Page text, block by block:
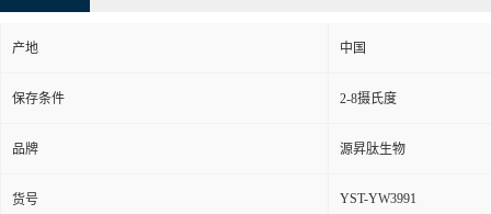
产地 中国
保存条件 2-8摄氏度
品牌 源昇肽生物
货号 YST-YW3991